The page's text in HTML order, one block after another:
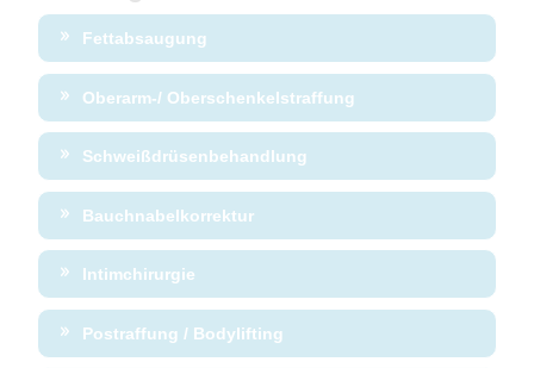
Fettabsaugung
Oberarm-/ Oberschenkelstraffung
Schweißdrüsenbehandlung
Bauchnabelkorrektur
Intimchirurgie
Postraffung / Bodylifting